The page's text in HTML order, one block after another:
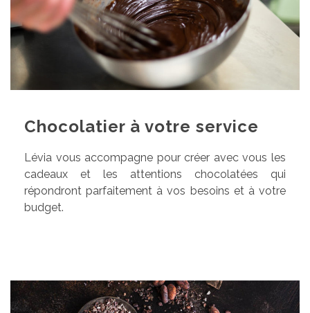
Chocolatier à votre service
Lévia vous accompagne pour créer avec vous les
cadeaux et les attentions chocolatées qui
répondront parfaitement à vos besoins et à votre
budget.